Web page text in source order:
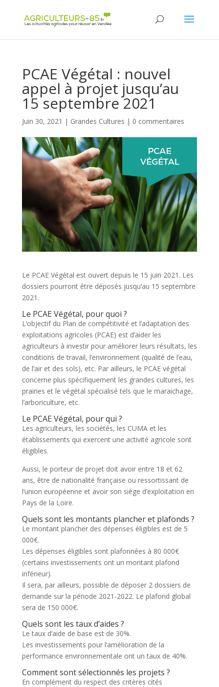
PCAE Végétal : nouvel
appel à projet jusqu’au
15 septembre 2021
Juin 30, 2021 | Grandes Cultures | 0 commentaires
Le PCAE Végétal est ouvert depuis le 15 juin 2021. Les
dossiers pourront être déposés jusqu’au 15 septembre
2021.
Le PCAE Végétal, pour quoi ?
L’objectif du Plan de compétitivité et l’adaptation des
exploitations agricoles (PCAE) est d’aider les
agriculteurs à investir pour améliorer leurs résultats, les
conditions de travail, l’environnement (qualité de l’eau,
de l’air et des sols), etc. Par ailleurs, le PCAE végétal
concerne plus spécifiquement les grandes cultures, les
prairies et le végétal spécialisé tels que le maraichage,
l’arboriculture, etc.
Le PCAE Végétal, pour qui ?
Les agriculteurs, les sociétés, les CUMA et les
établissements qui exercent une activité agricole sont
éligibles.
Aussi, le porteur de projet doit avoir entre 18 et 62
ans, être de nationalité française ou ressortissant de
l’union européenne et avoir son siège d’exploitation en
Pays de la Loire.
Quels sont les montants plancher et plafonds ?
Le montant plancher des dépenses éligibles est de 5
000€.
Les dépenses éligibles sont plafonnées à 80 000€
(certains investissements ont un montant plafond
inférieur).
Il sera, par ailleurs, possible de déposer 2 dossiers de
demande sur la période 2021-2022. Le plafond global
sera de 150 000€.
Quels sont les taux d’aides ?
Le taux d’aide de base est de 30%.
Les investissements pour l’amélioration de la
performance environnementale ont un taux de 40%.
Comment sont sélectionnés les projets ?
En complément du respect des critères cités